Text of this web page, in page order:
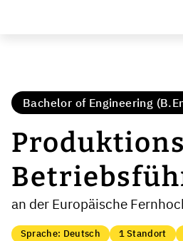
Bachelor of Engineering
an der Europäische
Sprache: Deutsch 1 Standort